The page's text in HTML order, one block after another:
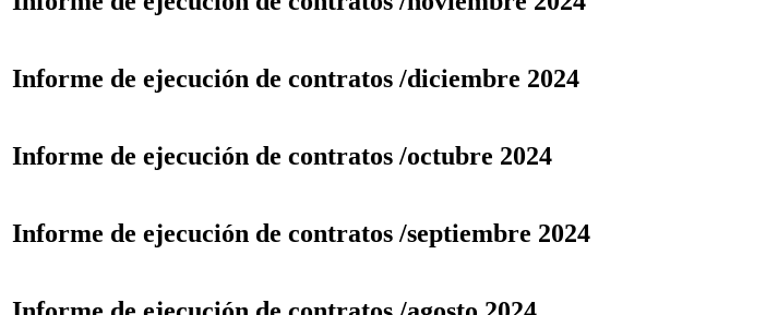
Informe de ejecución de contratos /diciembre 2024
Informe de ejecución de contratos /octubre 2024
Informe de ejecución de contratos /septiembre 2024